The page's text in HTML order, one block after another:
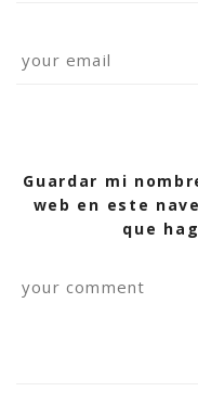
Guardar mi
web en este
que